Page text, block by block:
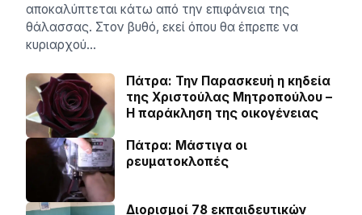
αποκαλύπτεται κάτω από την επιφάνεια της
θάλασσας. Στον βυθό, εκεί όπου θα έπρεπε να
κυριαρχού…
Πάτρα: Την Παρασκευή η κηδεία
της Χριστούλας Μητροπούλου –
Η παράκληση της οικογένειας
Πάτρα: Μάστιγα οι
ρευµατοκλοπές
Διορισμοί 78 εκπαιδευτικών